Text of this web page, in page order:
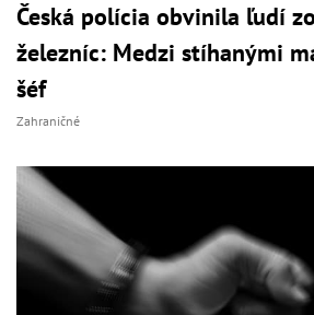
Česká polícia obvinila ľudí
železníc: Medzi stíhanými
šéf
Zahraničné